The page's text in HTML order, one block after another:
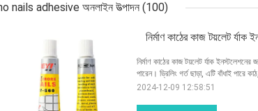
nails adhesive অনলাইন উত্পাদন (100)
নির্মাণ কাঠের কাজ টয়লেট
নির্মাণ কাঠের কাজ টয়লেট র্যাক
পারেন। ড্রিলিং গর্ত ছাড়া, এটি বাঁধাই পারে
2024-12-09 12:58:51